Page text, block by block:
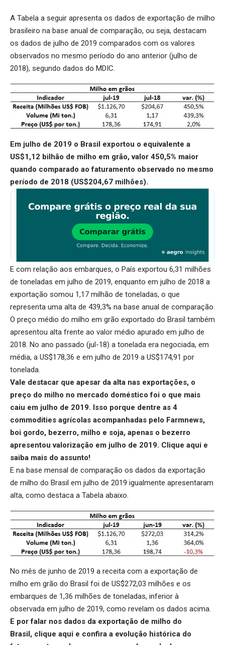
A Tabela a seguir apresenta os dados de exportação de milho
brasileiro na base anual de comparação, ou seja, destacam
os dados de julho de 2019 comparados com os valores
observados no mesmo período do ano anterior (julho de
2018), segundo dados do MDIC.
Em julho de 2019 o Brasil exportou o equivalente a
US$1,12 bilhão de milho em grão, valor 450,5% maior
quando comparado ao faturamento observado no mesmo
período de 2018 (US$204,67 milhões).
E com relação aos embarques, o País exportou 6,31 milhões
de toneladas em julho de 2019, enquanto em julho de 2018 a
exportação somou 1,17 milhão de toneladas, o que
representa uma alta de 439,3% na base anual de comparação.
O preço médio do milho em grão exportado do Brasil também
apresentou alta frente ao valor médio apurado em julho de
2018. No ano passado (jul-18) a tonelada era negociada, em
média, a US$178,36 e em julho de 2019 a US$174,91 por
tonelada.
Vale destacar que apesar da alta nas exportações, o
preço do milho no mercado doméstico foi o que mais
caiu em julho de 2019. Isso porque dentre as 4
commodities agrícolas acompanhadas pelo Farmnews,
boi gordo, bezerro, milho e soja, apenas o bezerro
apresentou valorização em julho de 2019. Clique aqui e
saiba mais do assunto!
E na base mensal de comparação os dados da exportação
de milho do Brasil em julho de 2019 igualmente apresentaram
alta, como destaca a Tabela abaixo.
No mês de junho de 2019 a receita com a exportação de
milho em grão do Brasil foi de US$272,03 milhões e os
embarques de 1,36 milhões de toneladas, inferior à
observada em julho de 2019, como revelam os dados acima.
E por falar nos dados da exportação de milho do
Brasil, clique aqui e confira a evolução histórica do